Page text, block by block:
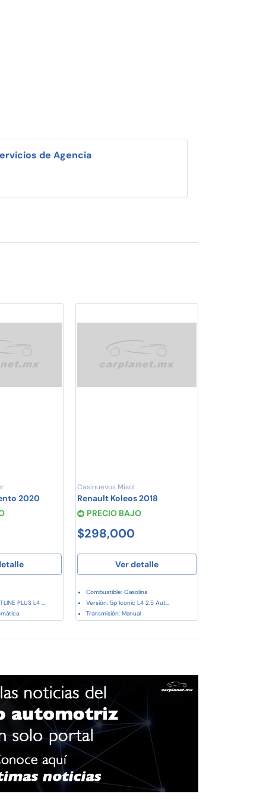
de Agencia
2020
PLUS L4 ...
Casinuevos Misol
Renault Koleos 2018
PRECIO BAJO
$298,000
Ver detalle
Combustible: Gasolina
Versión: 5p Iconic L4 2.5 Aut...
Transmisión: Manual